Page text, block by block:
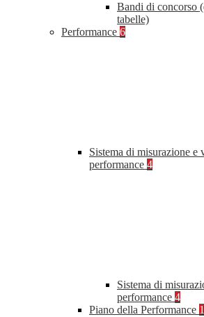
Bandi di concorso
tabelle)
Performance 6
Sistema di misurazione e
performance 4
Sistema di
performance 4
Piano della Performance 1